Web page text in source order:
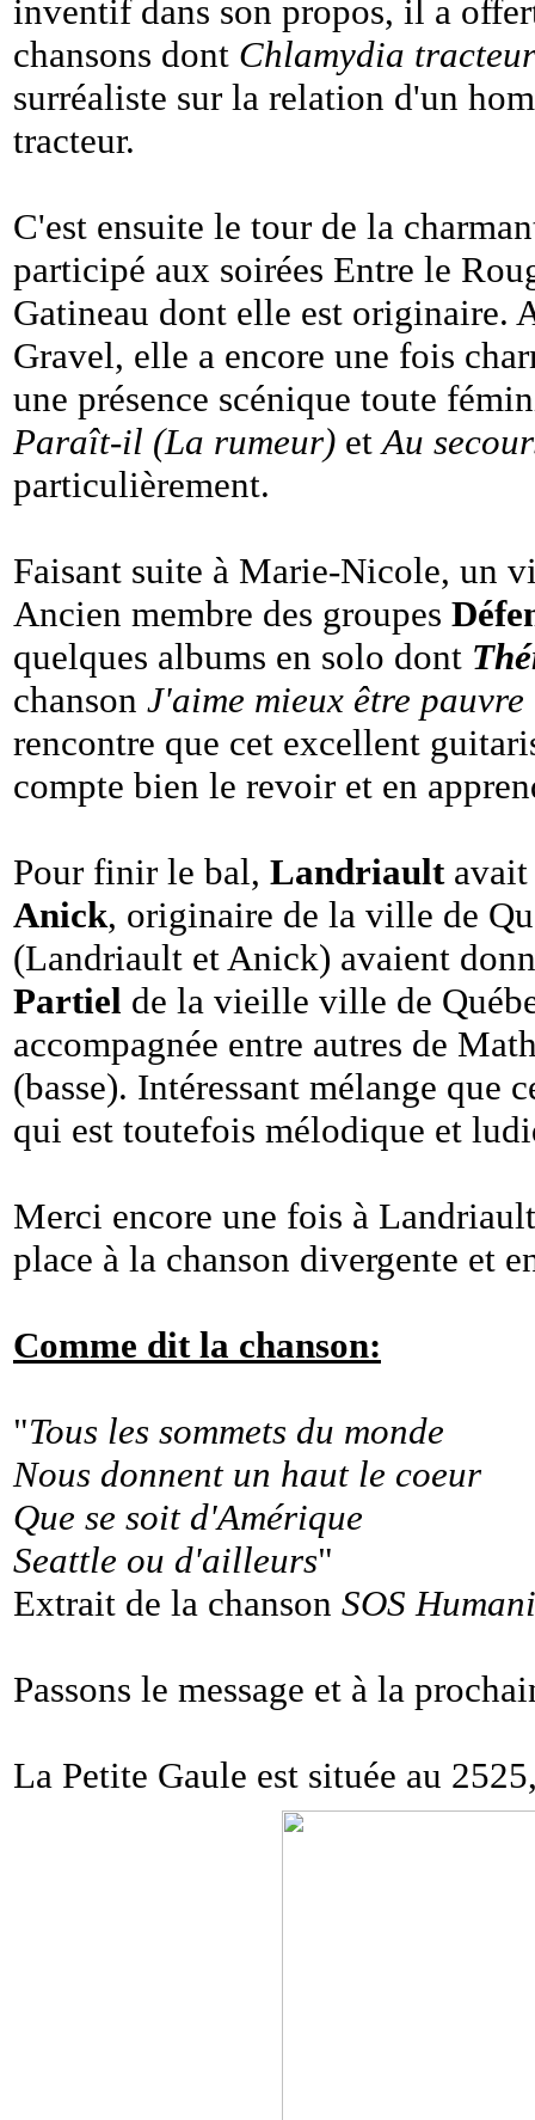
inventif dans son propos, il a
chansons dont Chlamydia tracteur
surréaliste sur la relation d'un
tracteur.
C'est ensuite le tour de la
participé aux soirées Entre le
Gatineau dont elle est originaire.
Gravel, elle a encore une fois
une présence scénique toute
Paraît-il (La rumeur) etAu
particulièrement.
Faisant suite à Marie-Nicole, un
Ancien membre des groupes
quelques albums en solo dont
chanson J'aime mieux être pauvre
rencontre que cet excellent
compte bien le revoir et en
Pour finir le bal, Landriaultavait
Anick, originaire de la ville de
(Landriault et Anick) avaient
Partiel de la vieille ville de
accompagnée entre autres de
(basse). Intéressant mélange que
qui est toutefois mélodique et
Merci encore une fois à
place à la chanson divergente et
Comme dit la chanson:
"Tous les sommets du monde
Nous donnent un haut le coeur
Que se soit d'Amérique
Seattle ou d'ailleurs"
Extrait de la chanson SOS
Passons le message et à la
La Petite Gaule est située au